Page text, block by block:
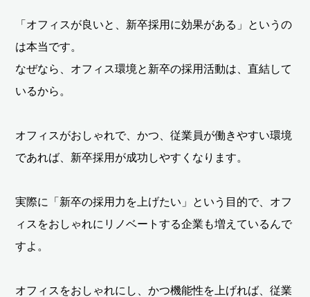
「オフィスが良いと、新卒採用に効果がある」というの
は本当です。
なぜなら、オフィス環境と新卒の採用活動は、直結して
いるから。
オフィスがおしゃれで、かつ、従業員が働きやすい環境
であれば、新卒採用が成功しやすくなります。
実際に「新卒の採用力を上げたい」という目的で、オフ
ィスをおしゃれにリノベートする企業も増えているんで
すよ。
オフィスをおしゃれにし、かつ機能性を上げれば、従業